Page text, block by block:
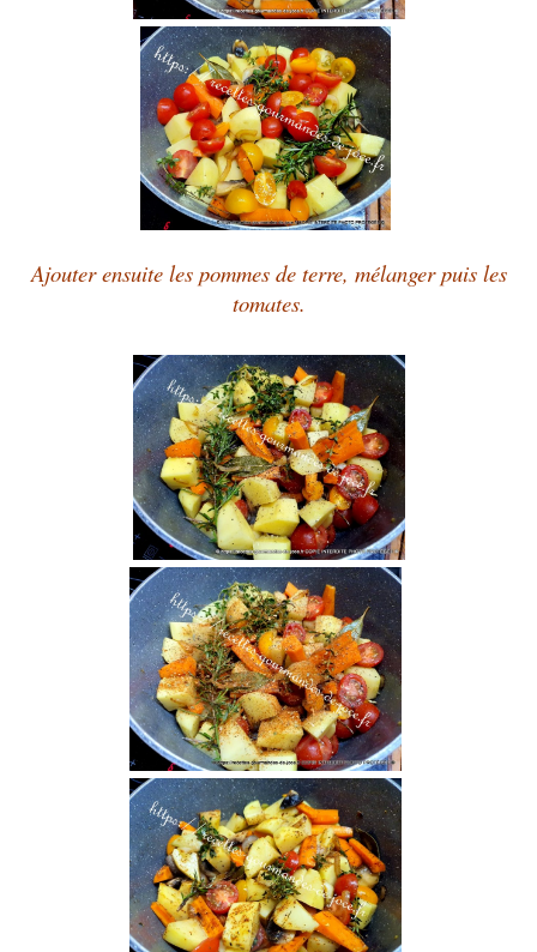
Ajouter ensuite les pommes de terre, mélanger puis les
tomates.